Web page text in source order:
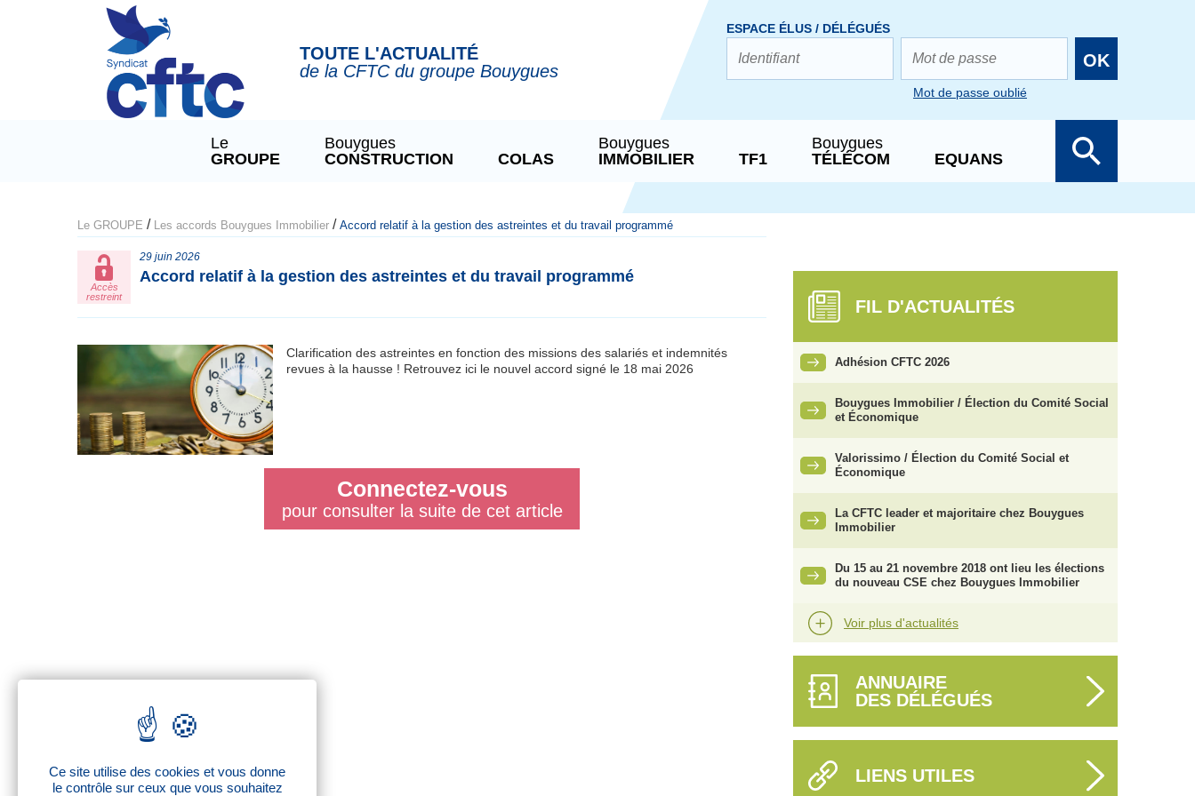
TOUTE L'ACTUALITÉ
de la CFTC du groupe Bouygues
ESPACE ÉLUS / DÉLÉGUÉS
OK
Mot de passe oublié
Le
GROUPE
Bouygues
CONSTRUCTION
COLAS
Bouygues
IMMOBILIER
TF1
Bouygues
TÉLÉCOM
EQUANS
Le GROUPE / Les accords Bouygues Immobilier / Accord relatif à la gestion des astreintes et du travail programmé
Accès
restreint
29 juin 2026
Accord relatif à la gestion des astreintes et du travail programmé
Clarification des astreintes en fonction des missions des salariés et indemnités
revues à la hausse ! Retrouvez ici le nouvel accord signé le 18 mai 2026
Connectez-vous
pour consulter la suite de cet article
FIL D'ACTUALITÉS
Adhésion CFTC 2026
Bouygues Immobilier / Élection du Comité Social
et Économique
Valorissimo / Élection du Comité Social et
Économique
La CFTC leader et majoritaire chez Bouygues
Immobilier
Du 15 au 21 novembre 2018 ont lieu les élections
du nouveau CSE chez Bouygues Immobilier
Voir plus d'actualités
ANNUAIRE
DES DÉLÉGUÉS
LIENS UTILES
Panneau de gestion des cookies
Ce site utilise des cookies et vous donne
le contrôle sur ceux que vous souhaitez